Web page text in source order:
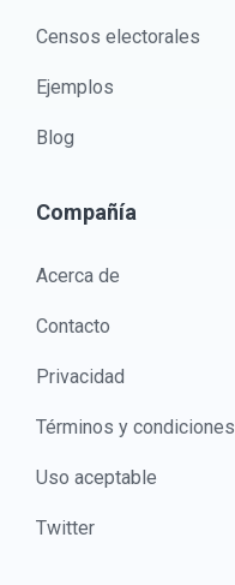
Censos electorales
Ejemplos
Blog
Compañía
Acerca de
Contacto
Privacidad
Términos y condiciones
Uso aceptable
Twitter